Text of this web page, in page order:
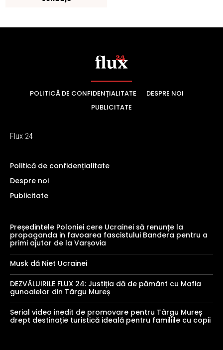
POLITICĂ DE CONFIDENȚIALITATE
DESPRE NOI
PUBLICITATE
Flux 24
Politică de confidențialitate
Despre noi
Publicitate
Președintele Poloniei cere Ucrainei să renunțe la
propaganda in favoarea fascistului Bandera pentru a
primi ajutor de la Varșovia
Musk dă Niet Ucrainei
DEZVĂLUIRILE FLUX 24: Justiția dă de pământ cu Mafia
gunoaielor din Târgu Mureș
Serial video inedit de promovare pentru Târgu Mureș
drept destinație turistică ideală pentru familiile cu copii